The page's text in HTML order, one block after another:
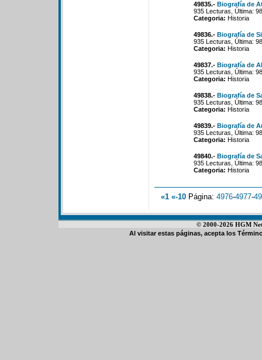
49835.- Biografía de
935 Lecturas, Última:
Categoria: Historia
49836.- Biografía de
935 Lecturas, Última:
Categoria: Historia
49837.- Biografía de
935 Lecturas, Última:
Categoria: Historia
49838.- Biografía de
935 Lecturas, Última:
Categoria: Historia
49839.- Biografía de
935 Lecturas, Última:
Categoria: Historia
49840.- Biografía de
935 Lecturas, Última:
Categoria: Historia
«1 «-10 Página: 4976-4977-
© 2000-2026 HGM
Al visitar estas páginas, acepta los